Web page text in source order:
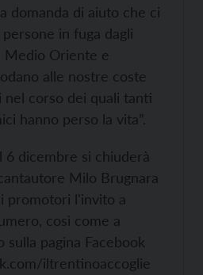
domanda di aiuto che ci
in fuga dagli
Medio Oriente e
alle nostre coste
nel corso dei quali tanti
hanno perso la vita”.
6 dicembre si chiuderà
Milo Brugnara
promotori l'invito a
così come a
pagina Facebook
iltrentinoaccoglie